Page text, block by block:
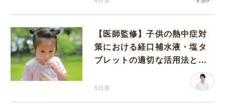
【医師監修】子供の熱中症対
策における経口補水液・塩タ
ブレットの適切な活用法と水
5日前